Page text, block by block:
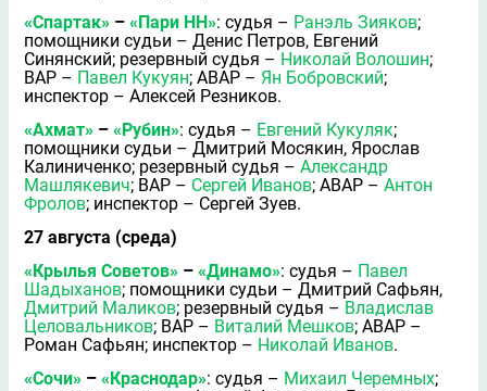
«Спартак» – «Пари НН»: судья – Ранэль Зияков;
помощники судьи – Денис Петров, Евгений
Синянский; резервный судья – Николай Волошин;
ВАР – Павел Кукуян; АВАР – Ян Бобровский;
инспектор – Алексей Резников.
«Ахмат» – «Рубин»: судья – Евгений Кукуляк;
помощники судьи – Дмитрий Мосякин, Ярослав
Калиниченко; резервный судья – Александр
Машлякевич; ВАР – Сергей Иванов; АВАР – Антон
Фролов; инспектор – Сергей Зуев.
27 августа (среда)
«Крылья Советов» – «Динамо»: судья – Павел
Шадыханов; помощники судьи – Дмитрий Сафьян,
Дмитрий Маликов; резервный судья – Владислав
Целовальников; ВАР – Виталий Мешков; АВАР –
Роман Сафьян; инспектор – Николай Иванов.
«Сочи» – «Краснодар»: судья – Михаил Черемных;